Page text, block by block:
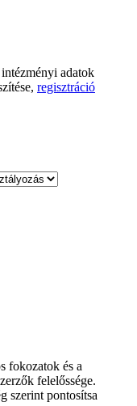
adatok
regisztráció
fokozatok és a
felelőssége.
szerint pontosítsa